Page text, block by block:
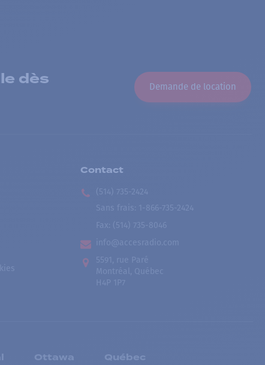
dès Demande de location
Contact
(514) 735-2424
Sans frais
1-866-735-2424
Fax: (514) 735-8046
info@accesradio.com
5591, rue Paré
Montréal, Québec
H4P 1P7
Ottawa Québec